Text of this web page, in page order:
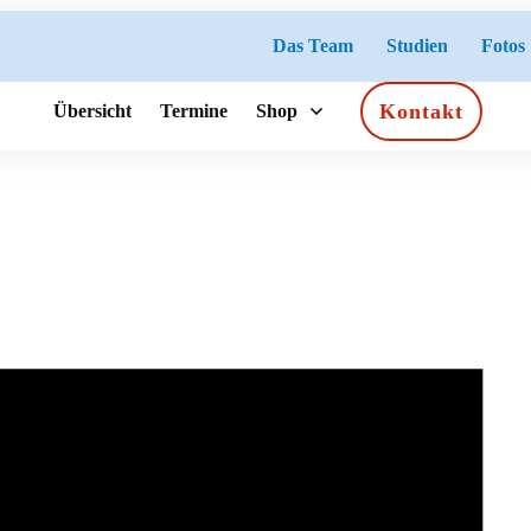
Das Team Studien Fotos
Übersicht Termine Shop Kontakt